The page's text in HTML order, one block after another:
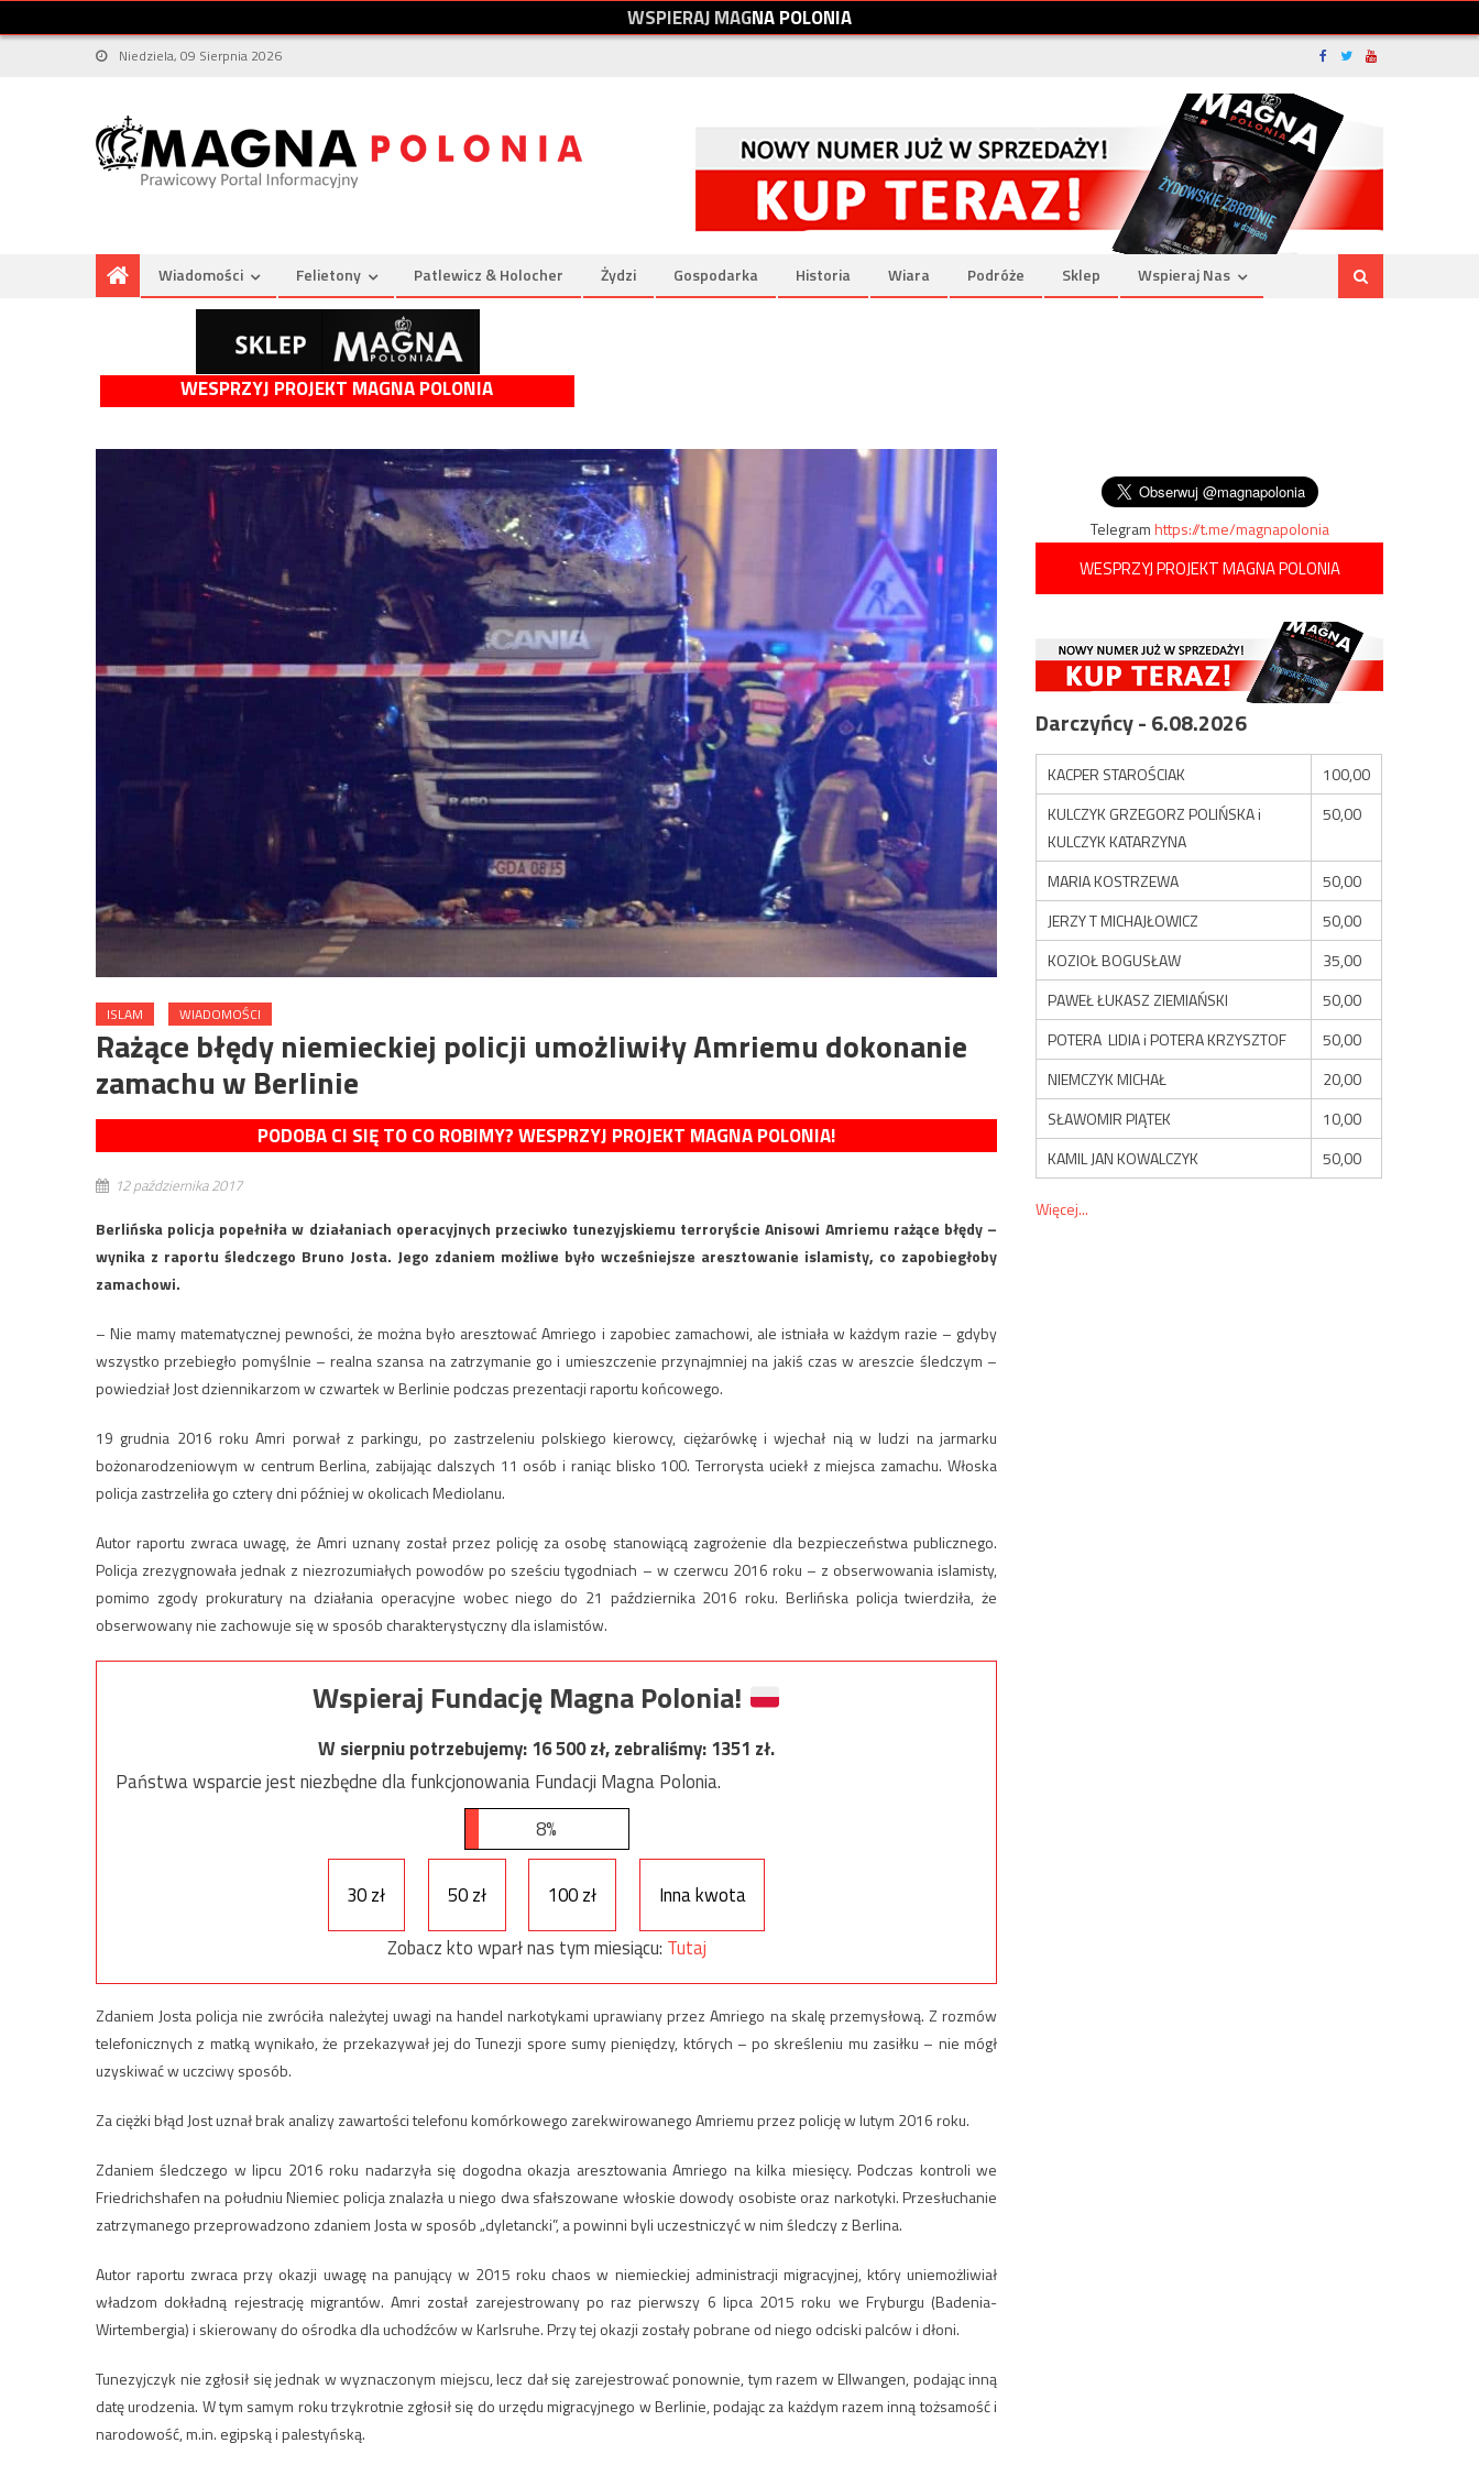
WSPIERAJMAGNAPOLONIA
Niedziela, 09 Sierpnia 2026
Wiadomości Felietony Patlewicz & Holocher Żydzi Gospodarka Historia Wiara Podróże Sklep Wspieraj Nas
WESPRZYJ PROJEKT MAGNA POLONIA
ISLAM WIADOMOŚCI
Rażące błędy niemieckiej policji umożliwiły Amriemu dokonanie
zamachu w Berlinie
PODOBA CI SIĘ TO CO ROBIMY? WESPRZYJ PROJEKT MAGNA POLONIA!
12 października 2017
Berlińska policja popełniła w działaniach operacyjnych przeciwko tunezyjskiemu terroryście Anisowi Amriemu rażące błędy –
wynika z raportu śledczego Bruno Josta. Jego zdaniem możliwe było wcześniejsze aresztowanie islamisty, co zapobiegłoby
zamachowi.
– Nie mamy matematycznej pewności, że można było aresztować Amriego i zapobiec zamachowi, ale istniała w każdym razie – gdyby
wszystko przebiegło pomyślnie – realna szansa na zatrzymanie go i umieszczenie przynajmniej na jakiś czas w areszcie śledczym –
powiedział Jost dziennikarzom w czwartek w Berlinie podczas prezentacji raportu końcowego.
19 grudnia 2016 roku Amri porwał z parkingu, po zastrzeleniu polskiego kierowcy, ciężarówkę i wjechał nią w ludzi na jarmarku
bożonarodzeniowym w centrum Berlina, zabijając dalszych 11 osób i raniąc blisko 100. Terrorysta uciekł z miejsca zamachu. Włoska
policja zastrzeliła go cztery dni później w okolicach Mediolanu.
Autor raportu zwraca uwagę, że Amri uznany został przez policję za osobę stanowiącą zagrożenie dla bezpieczeństwa publicznego.
Policja zrezygnowała jednak z niezrozumiałych powodów po sześciu tygodniach – w czerwcu 2016 roku – z obserwowania islamisty,
pomimo zgody prokuratury na działania operacyjne wobec niego do 21 października 2016 roku. Berlińska policja twierdziła, że
obserwowany nie zachowuje się w sposób charakterystyczny dla islamistów.
Wspieraj Fundację Magna Polonia!
W sierpniu potrzebujemy:16 500zł, zebraliśmy:1351 zł.
Państwa wsparcie jest niezbędne dla funkcjonowania Fundacji Magna Polonia.
8%
30 zł 50 zł 100 zł
Inna kwota
Zobacz kto wparł nas tym miesiącu: Tutaj
Zdaniem Josta policja nie zwróciła należytej uwagi na handel narkotykami uprawiany przez Amriego na skalę przemysłową. Z rozmów
telefonicznych z matką wynikało, że przekazywał jej do Tunezji spore sumy pieniędzy, których – po skreśleniu mu zasiłku – nie mógł
uzyskiwać w uczciwy sposób.
Za ciężki błąd Jost uznał brak analizy zawartości telefonu komórkowego zarekwirowanego Amriemu przez policję w lutym 2016 roku.
Zdaniem śledczego w lipcu 2016 roku nadarzyła się dogodna okazja aresztowania Amriego na kilka miesięcy. Podczas kontroli we
Friedrichshafen na południu Niemiec policja znalazła u niego dwa sfałszowane włoskie dowody osobiste oraz narkotyki. Przesłuchanie
zatrzymanego przeprowadzono zdaniem Josta w sposób „dyletancki”, a powinni byli uczestniczyć w nim śledczy z Berlina.
Autor raportu zwraca przy okazji uwagę na panujący w 2015 roku chaos w niemieckiej administracji migracyjnej, który uniemożliwiał
władzom dokładną rejestrację migrantów. Amri został zarejestrowany po raz pierwszy 6 lipca 2015 roku we Fryburgu (Badenia-
Wirtembergia) i skierowany do ośrodka dla uchodźców w Karlsruhe. Przy tej okazji zostały pobrane od niego odciski palców i dłoni.
Tunezyjczyk nie zgłosił się jednak w wyznaczonym miejscu, lecz dał się zarejestrować ponownie, tym razem w Ellwangen, podając inną
datę urodzenia. W tym samym roku trzykrotnie zgłosił się do urzędu migracyjnego w Berlinie, podając za każdym razem inną tożsamość i
narodowość, m.in. egipską i palestyńską.
Telegramhttps://t.me/magnapolonia
WESPRZYJ PROJEKT MAGNA POLONIA
Darczyńcy - 6.08.2026
KACPER STAROŚCIAK
100,00
KULCZYK GRZEGORZ POLIŃSKA i
KULCZYK KATARZYNA
50,00
MARIA KOSTRZEWA
50,00
JERZY T MICHAJŁOWICZ
50,00
KOZIOŁ BOGUSŁAW
35,00
PAWEŁ ŁUKASZ ZIEMIAŃSKI
50,00
POTERA LIDIA i POTERA KRZYSZTOF
50,00
NIEMCZYK MICHAŁ
20,00
SŁAWOMIR PIĄTEK
10,00
KAMIL JAN KOWALCZYK
50,00
Więcej...